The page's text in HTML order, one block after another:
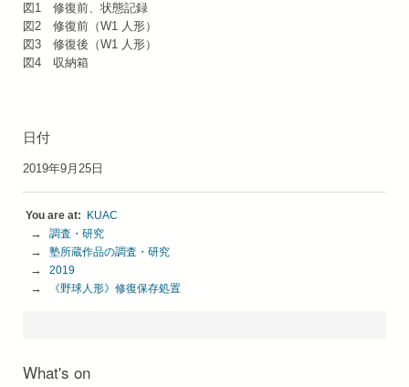
図1 修復前、状態記録
図2 修復前（W1 人形）
図3 修復後（W1 人形）
図4 収納箱
日付
2019年9月25日
KUAC
調査・研究
塾所蔵作品の調査・研究
2019
《野球人形》修復保存処置
What's on